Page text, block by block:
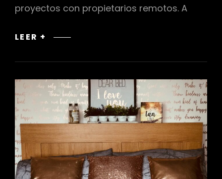
proyectos con propietarios remotos. A
LEER +
CÓMO
EL
STAGING
A
DISTANCIA
Y
TRABAJAR
PROPIETARIOS
REMOTOS